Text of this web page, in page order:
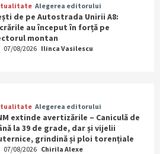
Alegerea editorului
de pe Autostrada Unirii A8:
au început în forță pe
montan
07/08/2026 Ilinca Vasilescu
Alegerea editorului
extinde avertizările – Caniculă de
la 39 de grade, dar și vijelii
grindină și ploi torențiale
07/08/2026 Chirila Alexe